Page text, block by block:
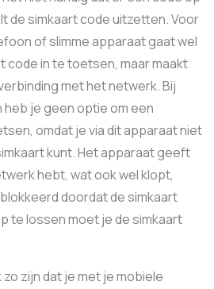
de simkaart code uitzetten. Voor
of slimme apparaat gaat wel
code in te toetsen, maar maakt
met het netwerk. Bij
je geen optie om een
omdat je via dit apparaat niet
kunt. Het apparaat geeft
hebt, wat ook wel klopt,
doordat de simkaart
te lossen moet je de simkaart
zijn dat je met je mobiele